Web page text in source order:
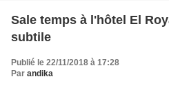
Sale temps à l'hôtel El
subtile
Publié le 22/11/2018 à 17:28
Par andika